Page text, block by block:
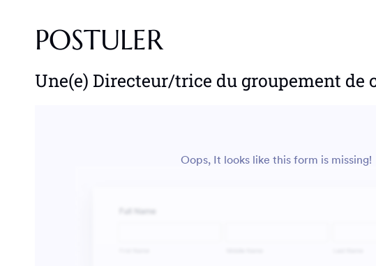
POSTULER
Une(e) Directeur/trice du groupement de